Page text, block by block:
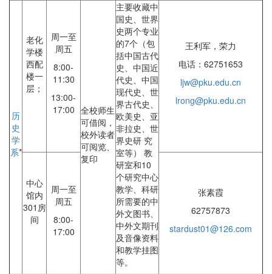
历
史
学
系*
老化
学楼
西配
楼一
层；
周一至
周五
8:00-
11:30
13:00-
17:00 全校师生
可借阅，
校外读者
可阅览、
复印
主要收藏中
国史、世界
史两个专业
的7个（包
括中国古代
史、中国近
代史、中国
现代史、世
界古代史、
欧美史、亚
非拉史、世
界史研 究
室等） 教
研室和10
个研究中心
教学、科研
所需要的中
外文图书、
中外文期刊
及音像资料
和教学挂图
等。
王利军，荣力
电话：62751653
ljw@pku.edu.cn
lrong@pku.edu.cn
中心
馆内
301房
间
周一至
周五
8:00-
17:00
张素霞
62757873
stardust01@126.com